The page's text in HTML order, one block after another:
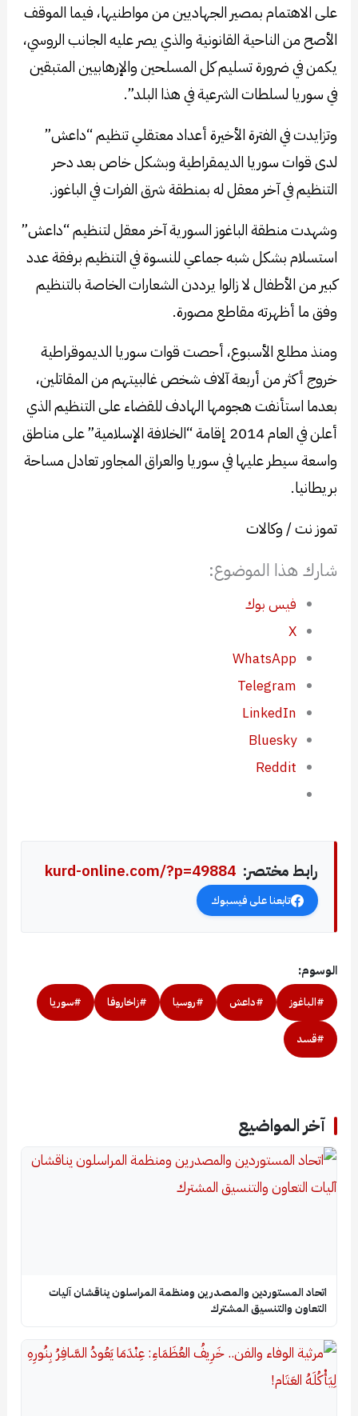
على الاهتمام بمصير الجهاديين من مواطنيها، فيما الموقف
الأصح من الناحية القانونية والذي يصر عليه الجانب الروسي،
يكمن في ضرورة تسليم كل المسلحين والإرهابيين المتبقين
في سوريا لسلطات الشرعية في هذا البلد”.
وتزايدت في الفترة الأخيرة أعداد معتقلي تنظيم “داعش”
لدى قوات سوريا الديمقراطية وبشكل خاص بعد دحر
التنظيم في آخر معقل له بمنطقة شرق الفرات في الباغوز.
وشهدت منطقة الباغوز السورية آخر معقل لتنظيم “داعش”
استسلام بشكل شبه جماعي للنسوة في التنظيم برفقة عدد
كبير من الأطفال لا زالوا يرددن الشعارات الخاصة بالتنظيم
وفق ما أظهرته مقاطع مصورة.
ومنذ مطلع الأسبوع، أحصت قوات سوريا الديموقراطية
خروج أكثر من أربعة آلاف شخص غالبيتهم من المقاتلين،
بعدما استأنفت هجومها الهادف للقضاء على التنظيم الذي
أعلن في العام 2014 إقامة “الخلافة الإسلامية” على مناطق
واسعة سيطر عليها في سوريا والعراق المجاور تعادل مساحة
بريطانيا.
تموز نت / وكالات
شارك هذا الموضوع:
فيس بوك
X
WhatsApp
Telegram
LinkedIn
Bluesky
Reddit
رابط مختصر: kurd-online.com/?p=49884
تابعنا على فيسبوك
الوسوم:
#الباغوز #داعش #روسيا #زاخاروفا #سوريا
#قسد
آخر المواضيع
اتحاد المستوردين والمصدرين ومنظمة المراسلون يناقشان آليات
التعاون والتنسيق المشترك